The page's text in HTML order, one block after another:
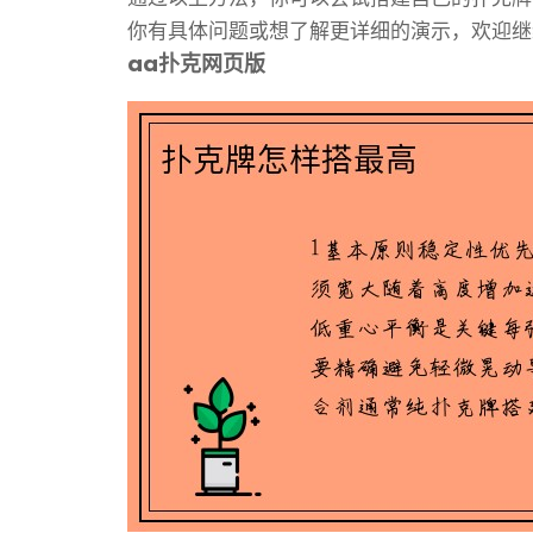
你有具体问题或想了解更详细的演示，欢迎
aa扑克网页版